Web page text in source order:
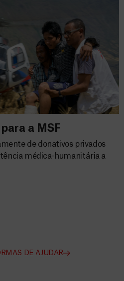
para a MSF
a MSF
de donativos privados
médica-humanitária a
DE AJUDAR